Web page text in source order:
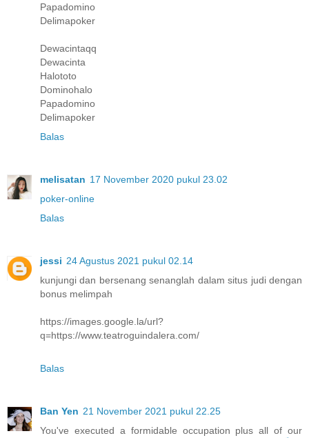
Papadomino
Delimapoker
Dewacintaqq
Dewacinta
Halototo
Dominohalo
Papadomino
Delimapoker
Balas
melisatan 17 November 2020 pukul 23.02
poker-online
Balas
jessi 24 Agustus 2021 pukul 02.14
kunjungi dan bersenang senanglah dalam situs judi dengan
bonus melimpah
https://images.google.la/url?
q=https://www.teatroguindalera.com/
Balas
Ban Yen 21 November 2021 pukul 22.25
You've executed a formidable occupation plus all of our